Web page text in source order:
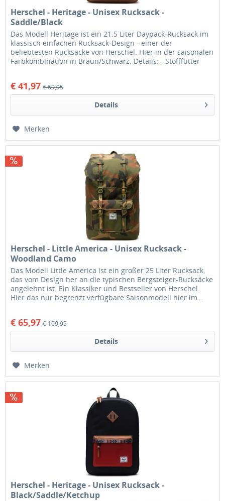
Herschel - Heritage - Unisex Rucksack -
Saddle/Black
Das Modell Heritage ist ein 21.5 Liter Daypack-Rucksack im
klassisch einfachen Rucksack-Design - einer der
beliebtesten Rucksäcke von Herschel. Hier in der saisonalen
Farbkombination in Braun/Schwarz. Details: - Stofffutter
€ 41,97 € 69,95
Details
Merken
Herschel - Little America - Unisex Rucksack -
Woodland Camo
Das Modell Little America ist ein großer 25 Liter Rucksack,
das vom Design her an die typischen Bergsteiger-Rucksäcke
angelehnt ist. Ein Klassiker und Bestseller von Herschel.
Hier das nur begrenzt verfügbare Saisonmodell hier im...
€ 65,97 € 109,95
Details
Merken
Herschel - Heritage - Unisex Rucksack -
Black/Saddle/Ketchup